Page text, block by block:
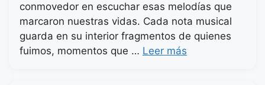
conmovedor en escuchar esas melodías que
marcaron nuestras vidas. Cada nota musical
guarda en su interior fragmentos de quienes
fuimos, momentos que … Leer más